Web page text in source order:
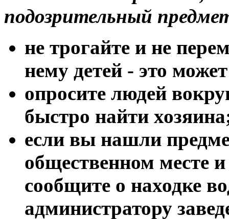
подозрительный
не трогайте и не
нему детей - это
опросите людей
быстро найти
если вы нашли
общественном месте
сообщите о находке
администратору